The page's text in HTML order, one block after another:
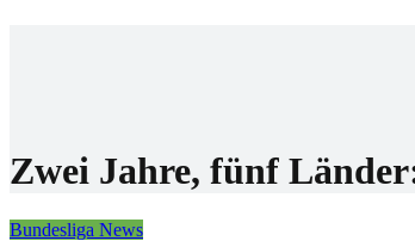
Zwei Jahre, fünf
Bundesliga News